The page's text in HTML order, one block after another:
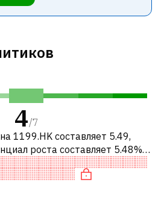
4/7
1199.HK составляет 5.49,
роста составляет 5.48%.
рекомендацию «ДЕРЖАТЬ»
компаний. Эт